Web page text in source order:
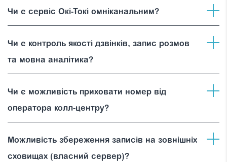
Чи є сервіс Окі-Токі омніканальним?
Чи є контроль якості дзвінків, запис розмов
та мовна аналітика?
Чи є можливість приховати номер від
оператора колл-центру?
Можливість збереження записів на зовнішніх
сховищах (власний сервер)?